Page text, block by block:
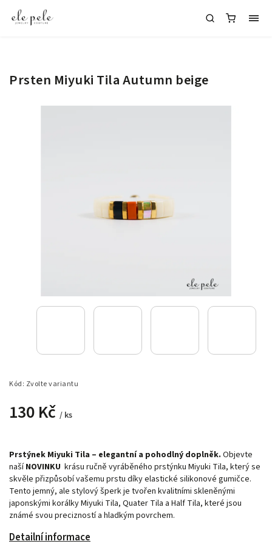
Prsten Miyuki Tila Autumn beige
Kód: Zvolte variantu
130 Kč / ks
Prstýnek Miyuki Tila – elegantní a pohodlný doplněk. Objevte
našíNOVINKU krásu ručně vyráběného prstýnku Miyuki Tila, který se
skvěle přizpůsobí vašemu prstu díky elastické silikonové gumičce.
Tento jemný, ale stylový šperk je tvořen kvalitními skleněnými
japonskými korálky Miyuki Tila, Quater Tila a Half Tila, které jsou
známé svou precizností a hladkým povrchem.
Detailní informace